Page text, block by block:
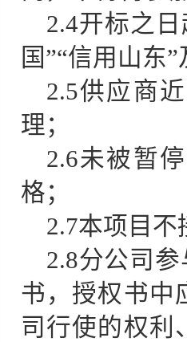
2.4开标之
国”“信用山东
2.5供应商
理；
2.6未被暂
格；
2.7本项目
2.8分公司
书，授权书中
司行使的权利